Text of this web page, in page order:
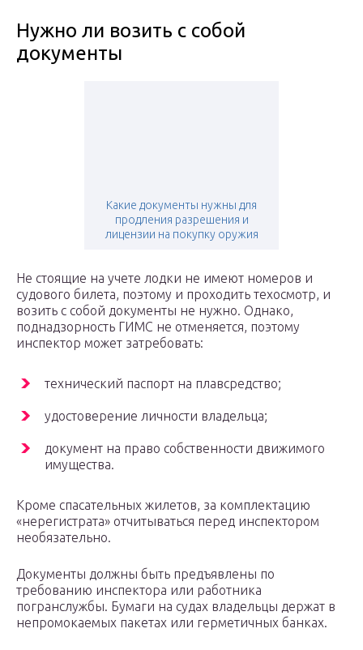
Нужно ли возить с собой
документы
Какие документы нужны для
продления разрешения и
лицензии на покупку оружия
Не стоящие на учете лодки не имеют номеров и
судового билета, поэтому и проходить техосмотр, и
возить с собой документы не нужно. Однако,
поднадзорность ГИМС не отменяется, поэтому
инспектор может затребовать:
технический паспорт на плавсредство;
удостоверение личности владельца;
документ на право собственности движимого
имущества.
Кроме спасательных жилетов, за комплектацию
«нерегистрата» отчитываться перед инспектором
необязательно.
Документы должны быть предъявлены по
требованию инспектора или работника
погранслужбы. Бумаги на судах владельцы держат в
непромокаемых пакетах или герметичных банках.